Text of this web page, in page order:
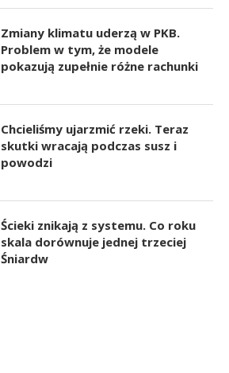
Zmiany klimatu uderzą w PKB.
Problem w tym, że modele
pokazują zupełnie różne rachunki
Chcieliśmy ujarzmić rzeki. Teraz
skutki wracają podczas susz i
powodzi
Ścieki znikają z systemu. Co roku
skala dorównuje jednej trzeciej
Śniardw